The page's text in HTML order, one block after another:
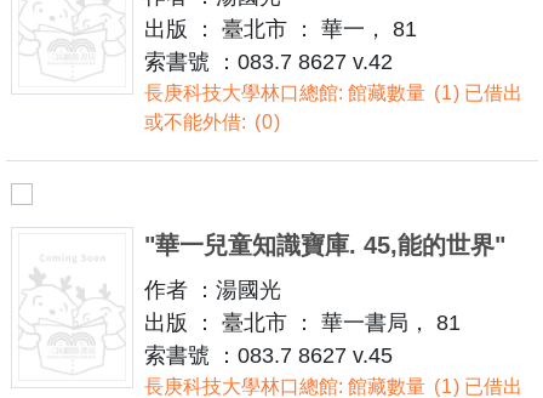
出版 ： 臺北市 ： 華一， 81
索書號 ：083.7 8627 v.42
長庚科技大學林口總館: 館藏數量 1 已借出
或不能外借:
0
"華一兒童知識寶庫. 45,能的世界"
作者 ：湯國光
出版 ： 臺北市 ： 華一書局， 81
索書號 ：083.7 8627 v.45
長庚科技大學林口總館: 館藏數量 1 已借出